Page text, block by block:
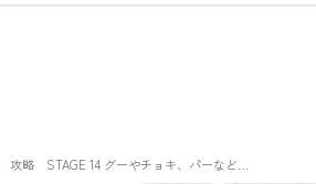
攻略 STAGE 14 グーやチョキ、パーなど…